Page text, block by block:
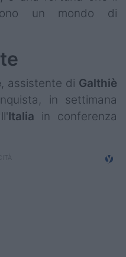
un mondo di
, assistente di Galthiè
in settimana
Italia in conferenza